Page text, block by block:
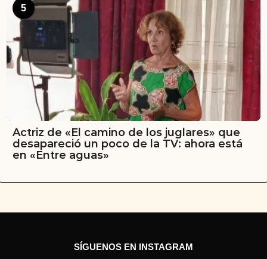
5
Actriz de «El camino de los juglares» que
desapareció un poco de la TV: ahora está
en «Entre aguas»
SÍGUENOS EN INSTAGRAM